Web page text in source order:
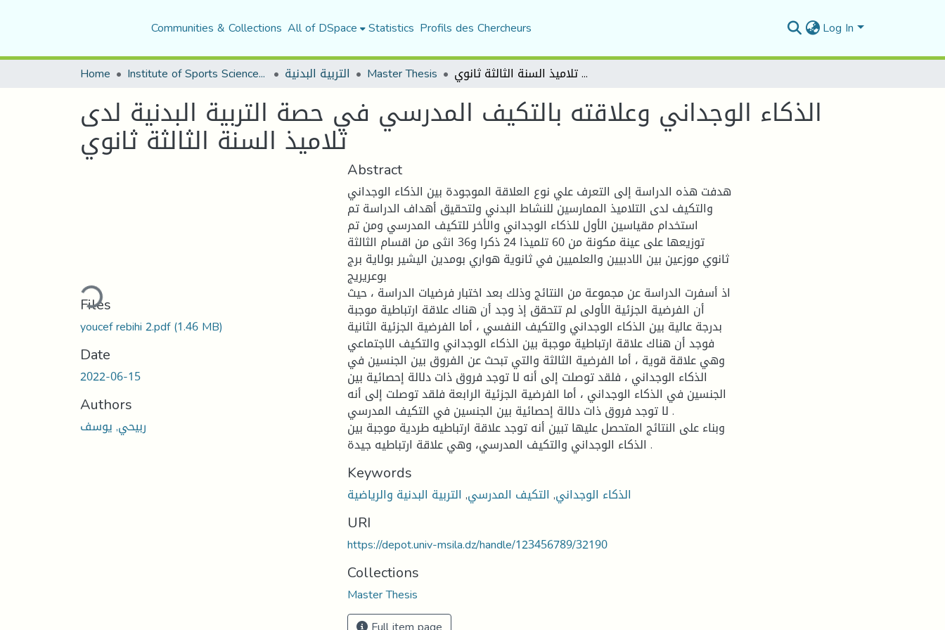
Communities & Collections All of DSpace Statistics Profils des Chercheurs Log In
Home Institute of Sports Sciences and Techniques التربية البدنية Master Thesis الذكاء الوجداني وعلاقته بالتكيف المدرسي في حصة التربية البدنية لدى تلاميذ السنة الثالثة ثانوي
الذكاء الوجداني وعلاقته بالتكيف المدرسي في حصة التربية البدنية لدى
تلاميذ السنة الثالثة ثانوي
Loading...
Files
youcef rebihi 2.pdf(1.46 MB)
Date
2022-06-15
Authors
ربيحي, يوسف
Abstract
هدفت هذه الدراسة إلى التعرف علي نوع العلاقة الموجودة بين الذكاء الوجداني
والتكيف لدى التلاميذ الممارسين للنشاط البدني ولتحقيق أهداف الدراسة تم
استخدام مقياسين الأول للذكاء الوجداني والأخر للتكيف المدرسي ومن تم
توزيعها على عينة مكونة من 60 تلميذا 24 ذكرا و36 انثى من اقسام الثالثة
ثانوي موزعين بين الادبيين والعلميين في ثانوية هواري بومدين اليشير بولاية برج
بوعريريج
اذ أسفرت الدراسة عن مجموعة من النتائج وذلك بعد اختبار فرضيات الدراسة ، حيث
أن الفرضية الجزئية الأولى لم تتحقق إذ وجد أن هناك علاقة ارتباطية موجبة
بدرجة عالية بين الذكاء الوجداني والتكيف النفسي ، أما الفرضية الجزئية الثانية
فوجد أن هناك علاقة ارتباطية موجبة بين الذكاء الوجداني والتكيف الاجتماعي
وهي علاقة قوية ، أما الفرضية الثالثة والتي تبحث عن الفروق بين الجنسين في
الذكاء الوجداني ، فلقد توصلت إلى أنه لا توجد فروق ذات دلالة إحصائية بين
الجنسين في الذكاء الوجداني ، أما الفرضية الجزئية الرابعة فلقد توصلت إلى أنه
لا توجد فروق ذات دلالة إحصائية بين الجنسين في التكيف المدرسي .
وبناء على النتائج المتحصل عليها تبين أنه توجد علاقة ارتباطيه طردية موجبة بين
الذكاء الوجداني والتكيف المدرسي، وهي علاقة ارتباطيه جيدة .
Keywords
الذكاء الوجداني, التكيف المدرسي, التربية البدنية والرياضية
URI
https://depot.univ-msila.dz/handle/123456789/32190
Collections
Master Thesis